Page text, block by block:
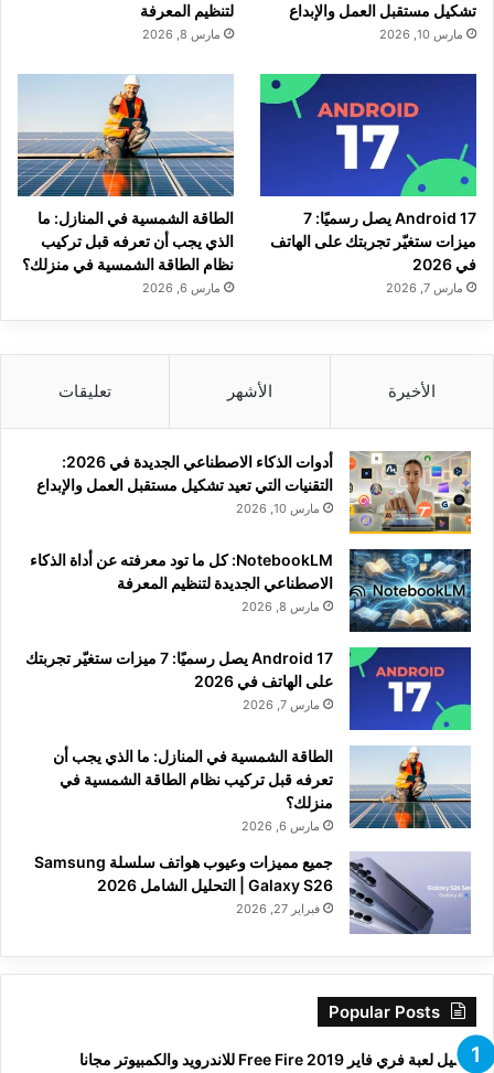
تشكيل مستقبل العمل والإبداع
مارس 10, 2026
لتنظيم المعرفة
مارس 8, 2026
Android 17 يصل رسميًا: 7
ميزات ستغيّر تجربتك على الهاتف
في 2026
مارس 7, 2026
الطاقة الشمسية في المنازل: ما
الذي يجب أن تعرفه قبل تركيب
نظام الطاقة الشمسية في منزلك؟
مارس 6, 2026
الأخيرة الأشهر تعليقات
أدوات الذكاء الاصطناعي الجديدة في 2026:
التقنيات التي تعيد تشكيل مستقبل العمل والإبداع
مارس 10, 2026
NotebookLM: كل ما تود معرفته عن أداة الذكاء
الاصطناعي الجديدة لتنظيم المعرفة
مارس 8, 2026
Android 17 يصل رسميًا: 7 ميزات ستغيّر تجربتك
على الهاتف في 2026
مارس 7, 2026
الطاقة الشمسية في المنازل: ما الذي يجب أن
تعرفه قبل تركيب نظام الطاقة الشمسية في
منزلك؟
مارس 6, 2026
جميع مميزات وعيوب هواتف سلسلة Samsung
Galaxy S26 | التحليل الشامل 2026
فبراير 27, 2026
Popular Posts
تحميل لعبة فري فاير Free Fire 2019 للاندرويد والكمبيوتر مجانا